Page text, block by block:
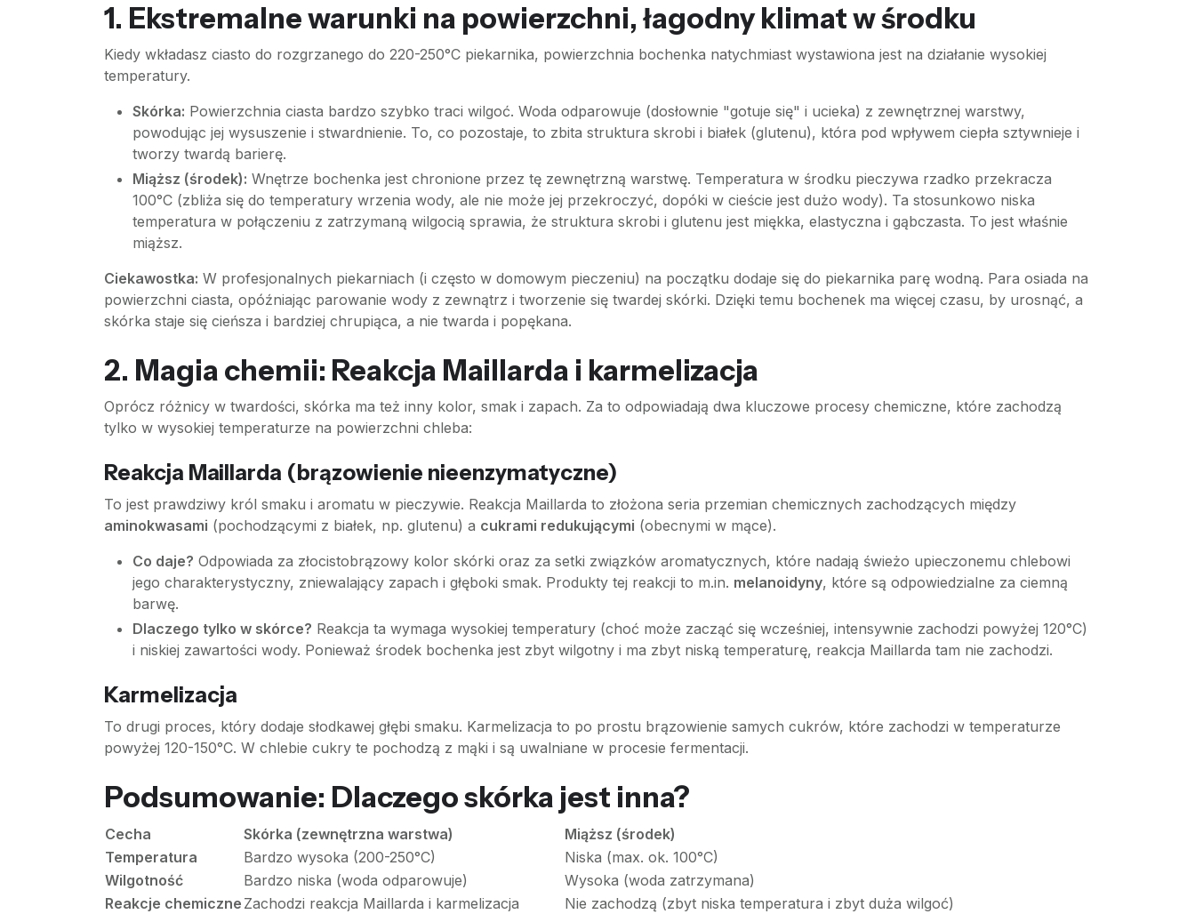
1. Ekstremalne warunki na powierzchni, łagodny klimat w środku
Kiedy wkładasz ciasto do rozgrzanego do 220-250°C piekarnika, powierzchnia bochenka natychmiast wystawiona jest na działanie wysokiej
temperatury.
Skórka: Powierzchnia ciasta bardzo szybko traci wilgoć. Woda odparowuje (dosłownie "gotuje się" i ucieka) z zewnętrznej warstwy,
powodując jej wysuszenie i stwardnienie. To, co pozostaje, to zbita struktura skrobi i białek (glutenu), która pod wpływem ciepła sztywnieje i
tworzy twardą barierę.
Miąższ (środek): Wnętrze bochenka jest chronione przez tę zewnętrzną warstwę. Temperatura w środku pieczywa rzadko przekracza
100°C (zbliża się do temperatury wrzenia wody, ale nie może jej przekroczyć, dopóki w cieście jest dużo wody). Ta stosunkowo niska
temperatura w połączeniu z zatrzymaną wilgocią sprawia, że struktura skrobi i glutenu jest miękka, elastyczna i gąbczasta. To jest właśnie
miąższ.
Ciekawostka: W profesjonalnych piekarniach (i często w domowym pieczeniu) na początku dodaje się do piekarnika parę wodną. Para osiada na
powierzchni ciasta, opóźniając parowanie wody z zewnątrz i tworzenie się twardej skórki. Dzięki temu bochenek ma więcej czasu, by urosnąć, a
skórka staje się cieńsza i bardziej chrupiąca, a nie twarda i popękana.
2. Magia chemii: Reakcja Maillarda i karmelizacja
Oprócz różnicy w twardości, skórka ma też inny kolor, smak i zapach. Za to odpowiadają dwa kluczowe procesy chemiczne, które zachodzą
tylko w wysokiej temperaturze na powierzchni chleba:
Reakcja Maillarda (brązowienie nieenzymatyczne)
To jest prawdziwy król smaku i aromatu w pieczywie. Reakcja Maillarda to złożona seria przemian chemicznych zachodzących między
aminokwasami (pochodzącymi z białek, np. glutenu) a cukrami redukującymi (obecnymi w mące).
Co daje? Odpowiada za złocistobrązowy kolor skórki oraz za setki związków aromatycznych, które nadają świeżo upieczonemu chlebowi
jego charakterystyczny, zniewalający zapach i głęboki smak. Produkty tej reakcji to m.in. melanoidyny, które są odpowiedzialne za ciemną
barwę.
Dlaczego tylko w skórce? Reakcja ta wymaga wysokiej temperatury (choć może zacząć się wcześniej, intensywnie zachodzi powyżej 120°C)
i niskiej zawartości wody. Ponieważ środek bochenka jest zbyt wilgotny i ma zbyt niską temperaturę, reakcja Maillarda tam nie zachodzi.
Karmelizacja
To drugi proces, który dodaje słodkawej głębi smaku. Karmelizacja to po prostu brązowienie samych cukrów, które zachodzi w temperaturze
powyżej 120-150°C. W chlebie cukry te pochodzą z mąki i są uwalniane w procesie fermentacji.
Podsumowanie: Dlaczego skórka jest inna?
Cecha Skórka (zewnętrzna warstwa)
Miąższ (środek)
Temperatura
Bardzo wysoka (200-250°C)
Niska (max. ok. 100°C)
Wilgotność
Bardzo niska (woda odparowuje)
Wysoka (woda zatrzymana)
Reakcje chemiczne Zachodzi reakcja Maillarda i karmelizacja
Nie zachodzą (zbyt niska temperatura i zbyt duża wilgoć)